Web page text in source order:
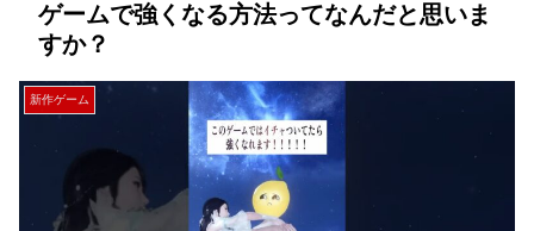
ゲームで強くなる方法ってなんだと思いま
すか？
新作ゲーム